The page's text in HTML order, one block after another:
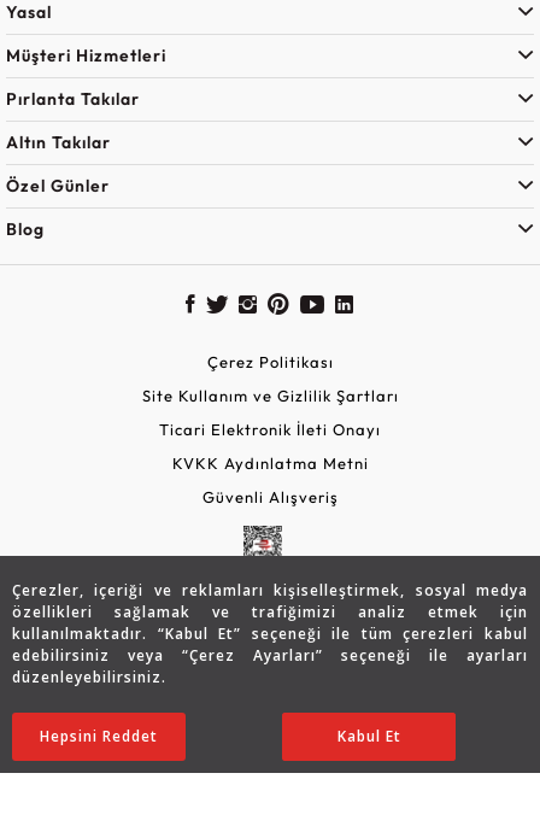
Çerezler, içeriği ve reklamları kişiselleştirmek, sosyal medya
özellikleri sağlamak ve trafiğimizi analiz etmek için
kullanılmaktadır. “Kabul Et” seçeneği ile tüm çerezleri kabul
edebilirsiniz veya “Çerez Ayarları” seçeneği ile ayarları
düzenleyebilirsiniz.
Ayarları Düzenle
Hepsini Reddet Kabul Et
22.744 TL
19.332 TL SATIN ALIN
Yasal
Müşteri Hizmetleri
Pırlanta Takılar
Altın Takılar
Özel Günler
Blog
Çerez Politikası
Site Kullanım ve Gizlilik Şartları
Ticari Elektronik İleti Onayı
KVKK Aydınlatma Metni
Güvenli Alışveriş
Copyright © 2026 Assos Pırlanta - Bu sitenin tüm hakları